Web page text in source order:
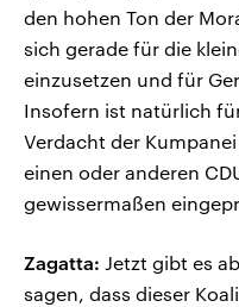
den hohen Ton der
sich gerade für die
einzusetzen und für
Insofern ist natürlich
Verdacht der
einen oder anderen
gewissermaßen
Zagatta: Jetzt gibt es
sagen, dass dieser